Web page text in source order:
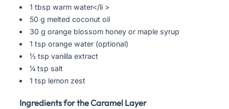
1 tbsp warm water</li >
50 g melted coconut oil
30 g orange blossom honey or maple syrup
1 tsp orange water (optional)
½ tsp vanilla extract
¼ tsp salt
1 tsp lemon zest
Ingredients for the Caramel Layer